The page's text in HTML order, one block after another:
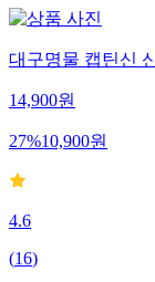
대구명물 캡틴신
14,900원
27%10,900원
4.6
(16)